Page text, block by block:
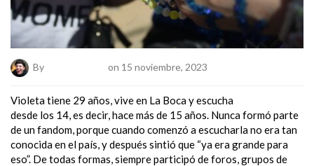
By on 15 noviembre, 2023
Violeta tiene 29 años, vive en La Boca y escucha
desde los 14, es decir, hace más de 15 años. Nunca formó parte
de un fandom, porque cuando comenzó a escucharla no era tan
conocida en el país, y después sintió que “ya era grande para
eso”. De todas formas, siempre participó de foros, grupos de